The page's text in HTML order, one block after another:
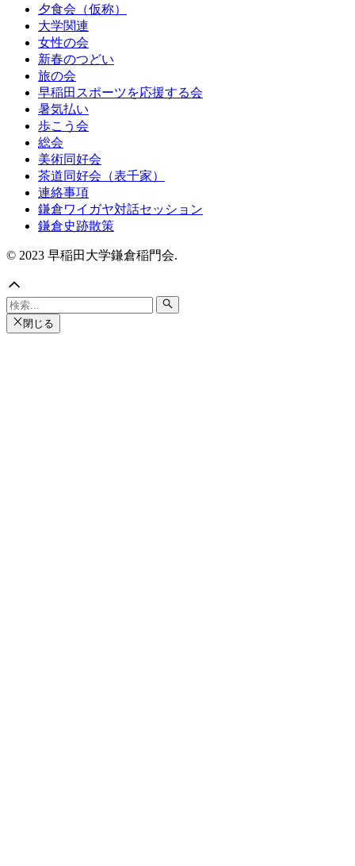
夕食会（仮称）
大学関連
女性の会
新春のつどい
旅の会
早稲田スポーツを応援する会
暑気払い
歩こう会
総会
美術同好会
茶道同好会（表千家）
連絡事項
鎌倉ワイガヤ対話セッション
鎌倉史跡散策
© 2023 早稲田大学鎌倉稲門会.
閉じる